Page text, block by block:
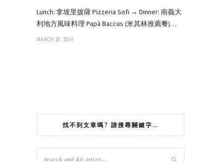
Lunch: 拿坡里披薩 Pizzeria Sofi → Dinner: 南義大
利地方風味料理 Papà Baccus (米其林推薦餐)…
MARCH 18, 2014
找不到文章嗎? 請搜尋關鍵字…